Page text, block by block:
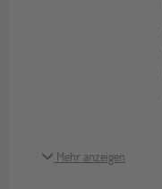
Mehr anzeigen